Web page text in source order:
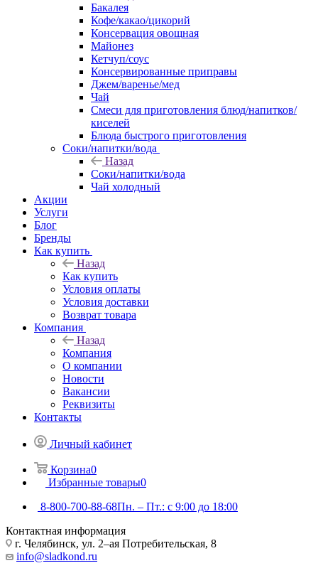
Бакалея
Кофе/какао/цикорий
Консервация овощная
Майонез
Кетчуп/соус
Консервированные приправы
Джем/варенье/мед
Чай
Смеси для приготовления блюд/напитков/
киселей
Блюда быстрого приготовления
Соки/напитки/вода
Назад
Соки/напитки/вода
Чай холодный
Акции
Услуги
Блог
Бренды
Как купить
Назад
Как купить
Условия оплаты
Условия доставки
Возврат товара
Компания
Назад
Компания
О компании
Новости
Вакансии
Реквизиты
Контакты
Личный кабинет
Корзина0
Избранные товары0
8-800-700-88-68Пн. – Пт.: с 9:00 до 18:00
Контактная информация
г. Челябинск, ул. 2–ая Потребительская, 8
info@sladkond.ru